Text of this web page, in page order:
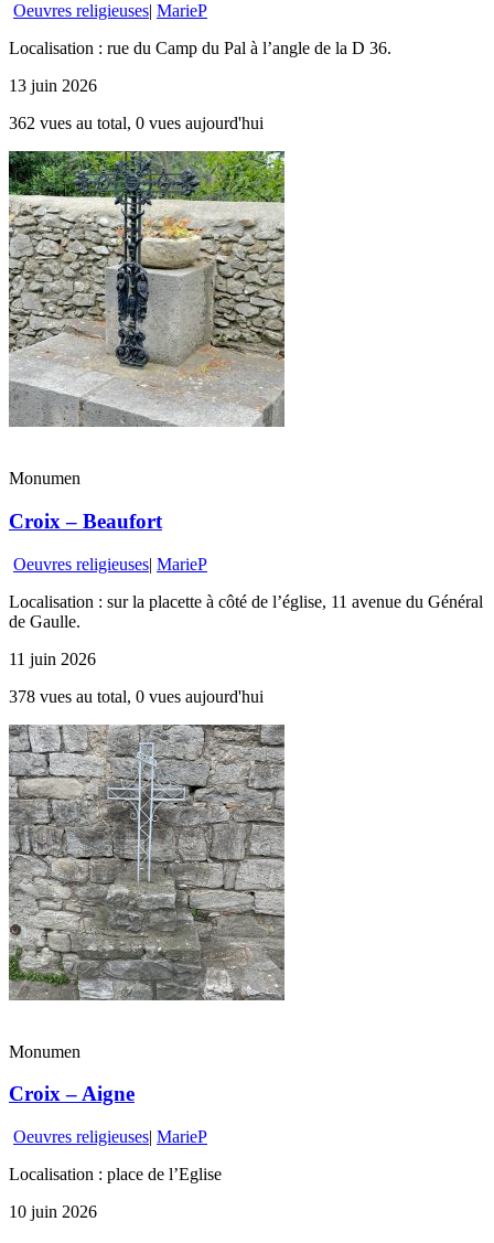
Oeuvres religieuses| MarieP
Localisation : rue du Camp du Pal à l’angle de la D 36.
13 juin 2026
362 vues au total, 0 vues aujourd'hui
Monumen
Croix – Beaufort
Oeuvres religieuses| MarieP
Localisation : sur la placette à côté de l’église, 11 avenue du Général
de Gaulle.
11 juin 2026
378 vues au total, 0 vues aujourd'hui
Monumen
Croix – Aigne
Oeuvres religieuses| MarieP
Localisation : place de l’Eglise
10 juin 2026